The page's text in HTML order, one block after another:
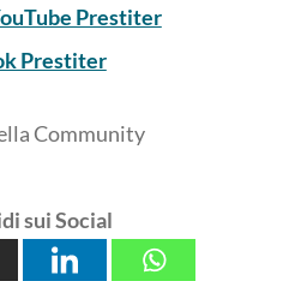
Prestiter
Prestiter
Community
sui Social